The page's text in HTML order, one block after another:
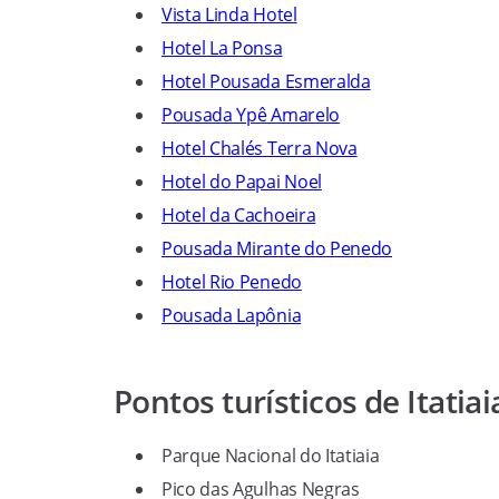
Vista Linda Hotel
Hotel La Ponsa
Hotel Pousada Esmeralda
Pousada Ypê Amarelo
Hotel Chalés Terra Nova
Hotel do Papai Noel
Hotel da Cachoeira
Pousada Mirante do Penedo
Hotel Rio Penedo
Pousada Lapônia
Pontos turísticos de
Parque Nacional do Itatiaia
Pico das Agulhas Negras